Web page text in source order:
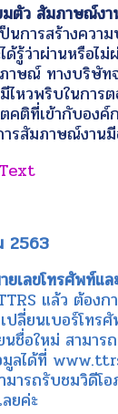
ตัว สัมภาษณ์งา
การสร้างควา
รู้ว่าผ่านหรือไม่
าษณ์ ทางบริษัท
ไหวพริบในการ
ติที่เข้ากับองค์
รสัมภาษณ์งานมี
2563
เลขโทรศัพท์แ
แล้ว ต้องก
ปลี่ยนเบอร์โทร
ชื่อใหม่ สามาร
มูลได้ที่
มารถรับชมวิดีโ
ยค่ะ